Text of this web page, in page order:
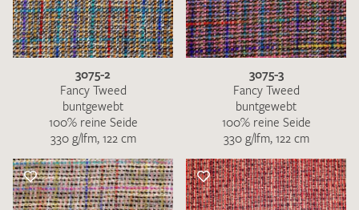
MUSTERANFRAGE SENDEN
3075-2
Fancy Tweed
buntgewebt
100% reine Seide
330 g/lfm, 122 cm
3075-3
Fancy Tweed
buntgewebt
100% reine Seide
330 g/lfm, 122 cm